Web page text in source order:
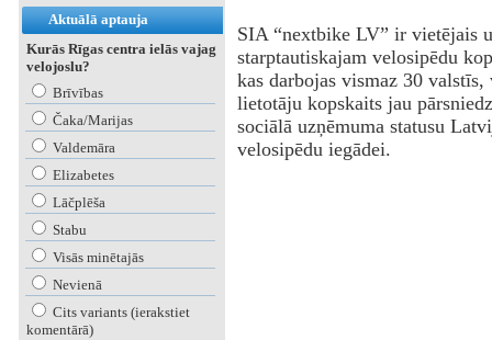
Aktuālā aptauja
Kurās Rīgas centra ielās vajag
velojoslu?
Brīvības
Čaka/Marijas
Valdemāra
Elizabetes
Lāčplēša
Stabu
Visās minētajās
Nevienā
Cits variants (ierakstiet
komentārā)
SIA “nextbike LV” ir vietējais
starptautiskajam velosipēdu
kas darbojas vismaz 30
lietotāju kopskaits jau
sociālā uzņēmuma statusu
velosipēdu iegādei.